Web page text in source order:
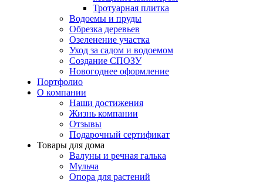
Тротуарная плитка
Водоемы и пруды
Обрезка деревьев
Озеленение участка
Уход за садом и водоемом
Создание СПОЗУ
Новогоднее оформление
Портфолио
О компании
Наши достижения
Жизнь компании
Отзывы
Подарочный сертификат
Товары для дома
Валуны и речная галька
Мульча
Опора для растений